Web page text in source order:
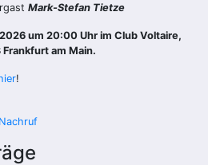
Mark-Stefan Tietze
um 20:00 Uhr im Club Voltaire,
am Main.
!